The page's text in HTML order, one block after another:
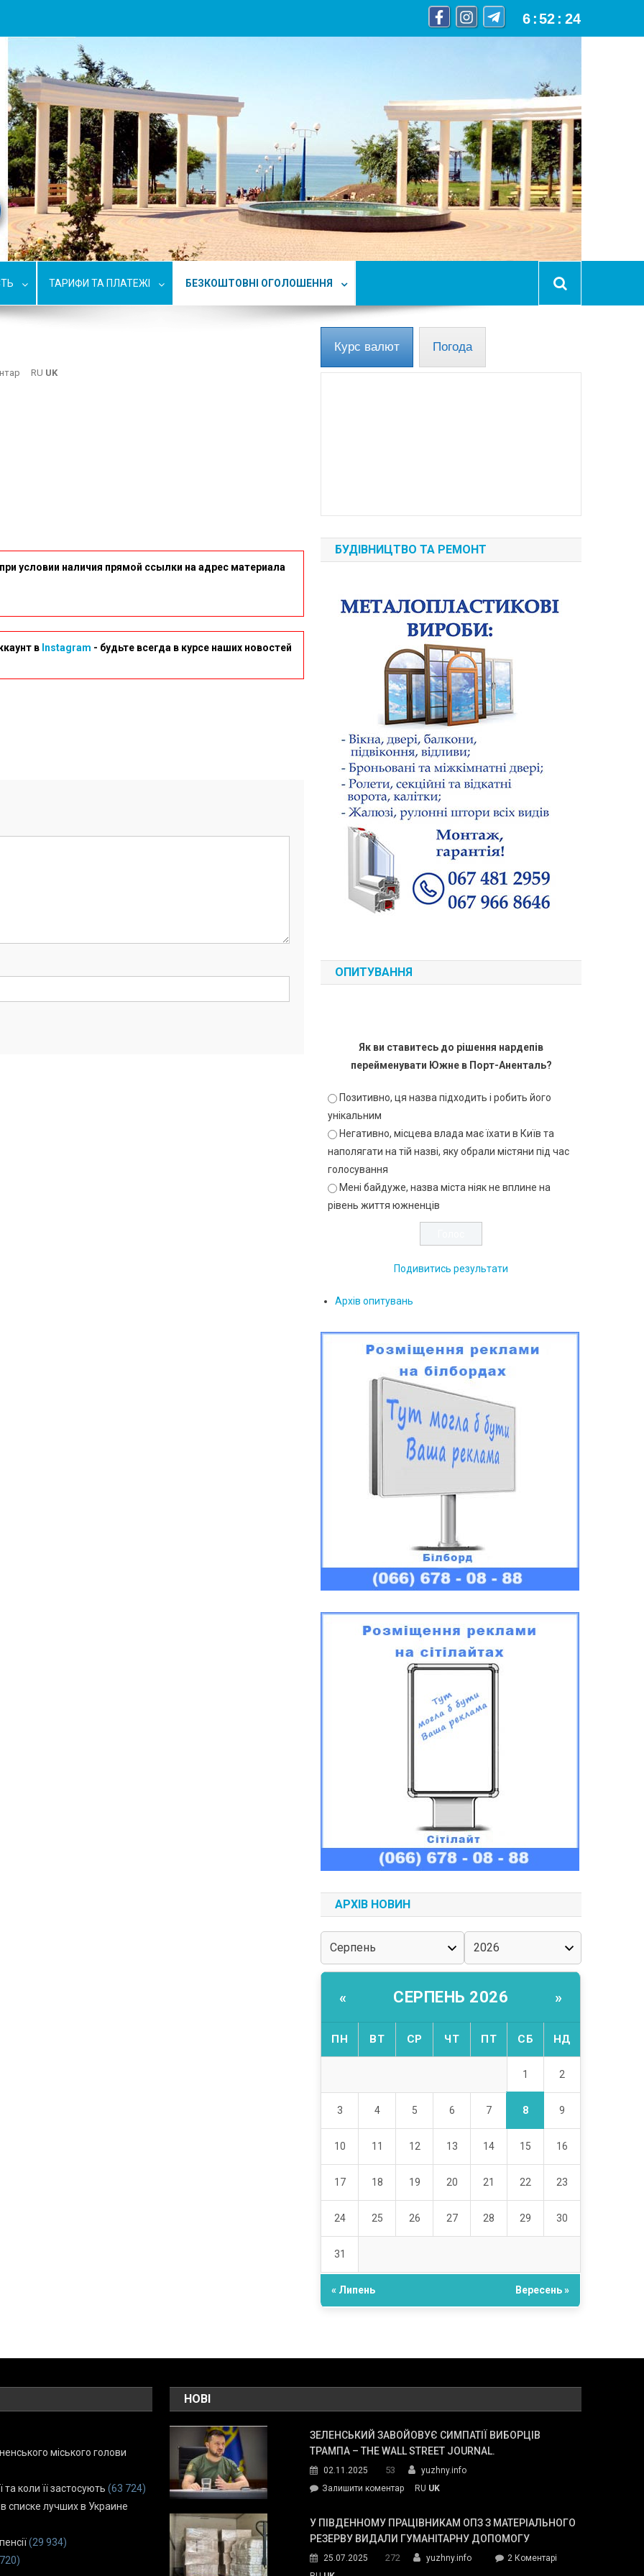
6 :52 : 25
ТАРИФИ ТА ПЛАТЕЖІ БЕЗКОШТОВНІ ОГОЛОШЕННЯ
RU UK
условии наличия прямой ссылки на адрес материала
в Instagram - будьте всегда в курсе наших новостей
Курс валют Погода
БУДІВНИЦТВО ТА РЕМОНТ
ОПИТУВАННЯ
Як ви ставитесь до рішення нардепів
перейменувати Южне в Порт-Аненталь?
Позитивно, ця назва підходить і робить його
унікальним
Негативно, місцева влада має їхати в Київ та
наполягати на тій назві, яку обрали містяни під час
голосування
Мені байдуже, назва міста ніяк не вплине на
рівень життя южненців
Подивитись результати
Архів опитувань
АРХІВ НОВИН
« СЕРПЕНЬ 2026 »
ПН ВТ СР ЧТ ПТ СБ НД
1 2
3 4 5 6 7 8 9
10 11 12 13 14 15 16
17 18 19 20 21 22 23
24 25 26 27 28 29 30
31
« Липень Вересень »
міського голови
коли її застосують (63 724)
списке лучших в Украине
(29 934)
НОВІ
ЗЕЛЕНСЬКИЙ ЗАВОЙОВУЄ СИМПАТІЇ ВИБОРЦІВ
ТРАМПА – THE WALL STREET JOURNAL.
02.11.2025 53
yuzhny.info
Залишити коментарon
завойовує
симпатії
Трампа
RU UK
У ПІВДЕННОМУ ПРАЦІВНИКАМ ОПЗ З МАТЕРІАЛЬНОГО
РЕЗЕРВУ ВИДАЛИ ГУМАНІТАРНУ ДОПОМОГУ
25.07.2025 272 yuzhny.info 2 Коментарідо